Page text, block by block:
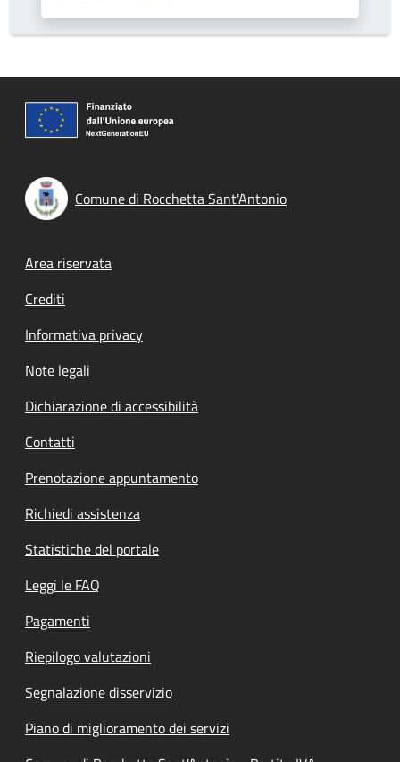
Comune di Rocchetta Sant'Antonio
Footer menu
Area riservata
Crediti
Informativa privacy
Note legali
Dichiarazione di accessibilità
Contatti
Prenotazione appuntamento
Richiedi assistenza
Statistiche del portale
Leggi le FAQ
Pagamenti
Riepilogo valutazioni
Segnalazione disservizio
Piano di miglioramento dei servizi